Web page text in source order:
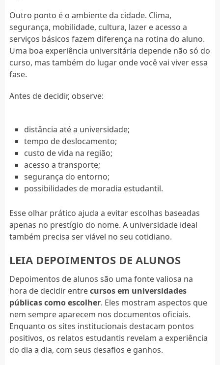
Outro ponto é o ambiente da cidade. Clima,
segurança, mobilidade, cultura, lazer e acesso a
serviços básicos fazem diferença na rotina do aluno.
Uma boa experiência universitária depende não só do
curso, mas também do lugar onde você vai viver essa
fase.
Antes de decidir, observe:
distância até a universidade;
tempo de deslocamento;
custo de vida na região;
acesso a transporte;
segurança do entorno;
possibilidades de moradia estudantil.
Esse olhar prático ajuda a evitar escolhas baseadas
apenas no prestígio do nome. A universidade ideal
também precisa ser viável no seu cotidiano.
LEIA DEPOIMENTOS DE ALUNOS
Depoimentos de alunos são uma fonte valiosa na
hora de decidir entrecursos em universidades
públicas como escolher. Eles mostram aspectos que
nem sempre aparecem nos documentos oficiais.
Enquanto os sites institucionais destacam pontos
positivos, os relatos estudantis revelam a experiência
do dia a dia, com seus desafios e ganhos.